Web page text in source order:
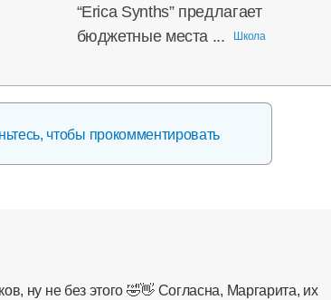
“Erica Synths” предлагает
бюджетные места ...
Школа
чтобы прокомментировать
ну не без этого 🤣👋 Согласна, Маргарита, их